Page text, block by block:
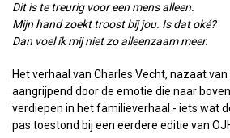
Dit is te treurig voor een mens alleen.
Mijn hand zoekt troost bij jou. Is dat oké?
Dan voel ik mij niet zo alleenzaam meer.
Het verhaal van Charles Vecht, nazaat
aangrijpend door de emotie die naar
verdiepen in het familieverhaal - iets wat
pas toestond bij een eerdere editie van